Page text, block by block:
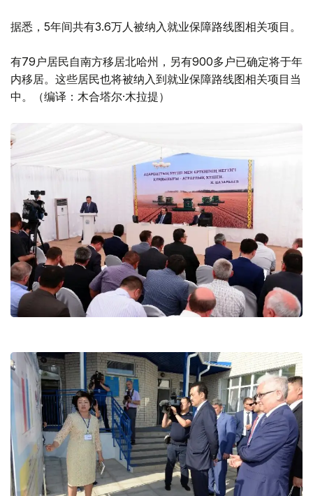
据悉，5年间共有3.6万人被纳入就业保障路线图相关项目。
有79户居民自南方移居北哈州，另有900多户已确定将于年
内移居。这些居民也将被纳入到就业保障路线图相关项目当
中。（编译：木合塔尔·木拉提）